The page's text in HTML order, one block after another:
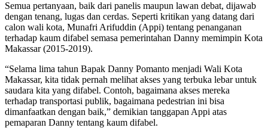
Semua pertanyaan, baik dari panelis maupun lawan debat, dijawab
dengan tenang, lugas dan cerdas. Seperti kritikan yang datang dari
calon wali kota, Munafri Arifuddin (Appi) tentang penanganan
terhadap kaum difabel semasa pemerintahan Danny memimpin Kota
Makassar (2015-2019).
“Selama lima tahun Bapak Danny Pomanto menjadi Wali Kota
Makassar, kita tidak pernah melihat akses yang terbuka lebar untuk
saudara kita yang difabel. Contoh, bagaimana akses mereka
terhadap transportasi publik, bagaimana pedestrian ini bisa
dimanfaatkan dengan baik,” demikian tanggapan Appi atas
pemaparan Danny tentang kaum difabel.